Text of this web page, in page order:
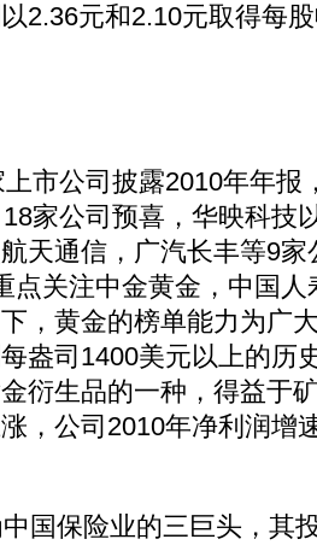
2.36元和2.10元取得每
市公司披露2010年年报
家公司预喜，华映科技
天通信，广汽长丰等9
点关注中金黄金，中国
，黄金的榜单能力为广
盎司1400美元以上的历
衍生品的一种，得益于
，公司2010年净利润增
国保险业的三巨头，其